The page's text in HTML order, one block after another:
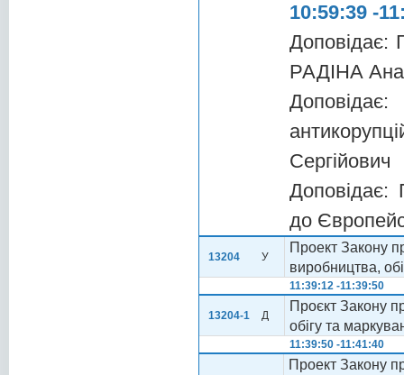
10:59:39 -
Доповідає:
РАДІНА
Сергійович
Доповідає:
до
13204 У
Проект Закону
виробництва,
11:39:12 -11:39:50
13204-1 Д
Проєкт Закону
обігу та
11:39:50 -11:41:40
Проект Закону